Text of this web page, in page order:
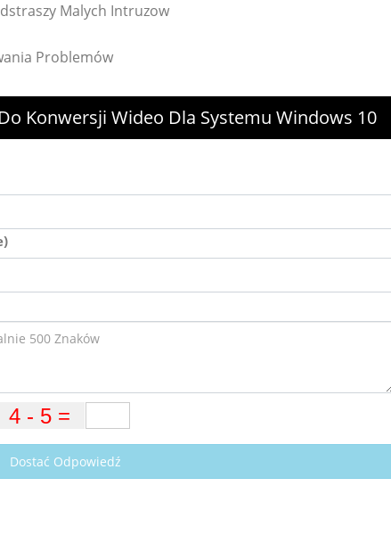
Malych Intruzow
Problemów
Konwersji Wideo Dla Systemu Windows 10
Dostać Odpowiedź